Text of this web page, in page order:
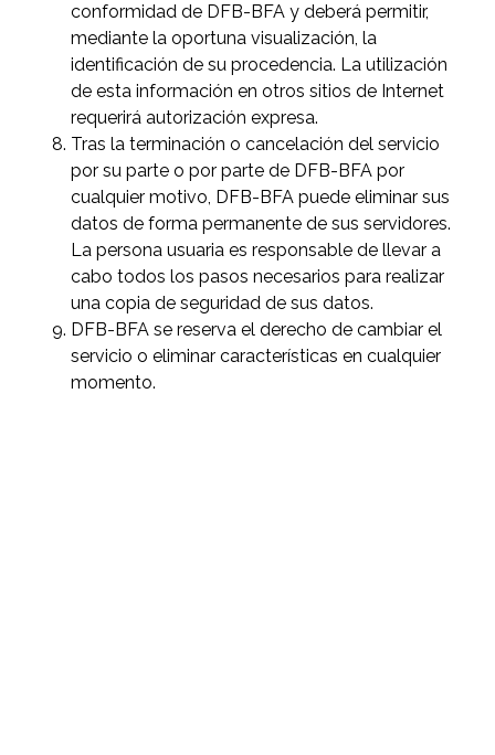
conformidad de DFB-BFA y deberá permitir,
mediante la oportuna visualización, la
identificación de su procedencia. La utilización
de esta información en otros sitios de Internet
requerirá autorización expresa.
Tras la terminación o cancelación del servicio
por su parte o por parte de DFB-BFA por
cualquier motivo, DFB-BFA puede eliminar sus
datos de forma permanente de sus servidores.
La persona usuaria es responsable de llevar a
cabo todos los pasos necesarios para realizar
una copia de seguridad de sus datos.
DFB-BFA se reserva el derecho de cambiar el
servicio o eliminar características en cualquier
momento.